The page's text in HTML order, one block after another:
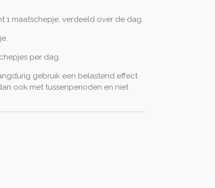
1 maatschepje, verdeeld over de dag.
per dag.
gebruik een belastend effect
ook met tussenperioden en niet